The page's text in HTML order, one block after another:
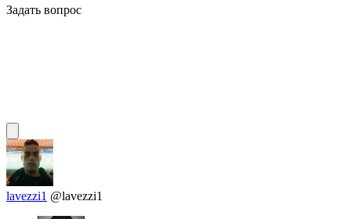
Задать вопрос
lavezzi1 @lavezzi1